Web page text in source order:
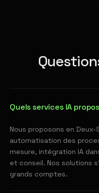
Quels services IA
Nous proposons en
automatisation des
mesure, intégration IA
et conseil. Nos solutions
grands comptes.